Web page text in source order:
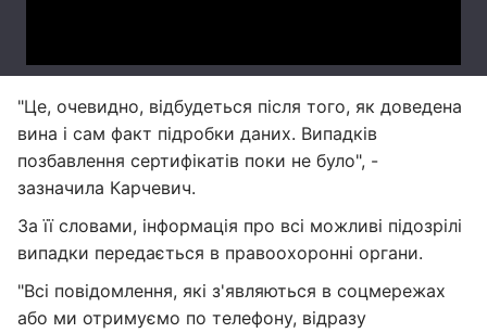
"Це, очевидно, відбудеться після того, як доведена
вина і сам факт підробки даних. Випадків
позбавлення сертифікатів поки не було", -
зазначила Карчевич.
За її словами, інформація про всі можливі підозрілі
випадки передається в правоохоронні органи.
"Всі повідомлення, які з'являються в соцмережах
або ми отримуємо по телефону, відразу